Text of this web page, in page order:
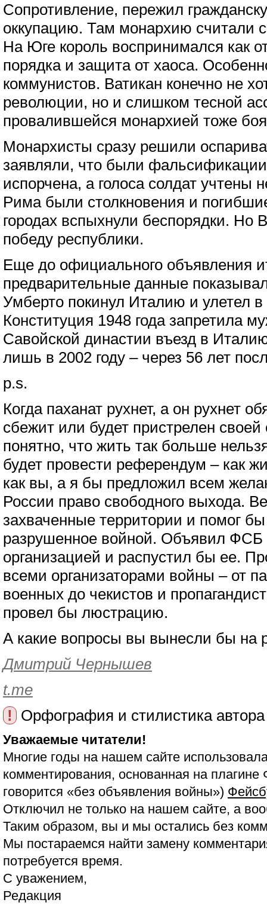
Сопротивление, пережил
оккупацию. Там монархию считали
На Юге король воспринимался как
порядка и защита от хаоса.
коммунистов. Ватикан конечно не
революции, но и слишком тесной
провалившейся монархией тоже
Монархисты сразу решили
заявляли, что были
испорчена, а голоса солдат учтены
Рима были столкновения и
городах вспыхнули беспорядки. Но
победу республики.
Еще до официального объявления
предварительные данные
Умберто покинул Италию и улетел
Конституция 1948 года запретила
Савойской династии въезд в
лишь в 2002 году – через 56 лет
p.s.
Когда паханат рухнет, а он рухнет
сбежит или будет пристрелен
понятно, что жить так больше
будет провести референдум – как
как вы, а я бы предложил всем
России право свободного выхода.
захваченные территории и помог
разрушенное войной. Объявил ФСБ
организацией и распустил бы ее.
всеми организаторами войны – от
военных до чекистов и
провел бы люстрацию.
А какие вопросы вы вынесли бы на
Дмитрий Чернышев
t.me
!
Орфография и стилистика
Уважаемые читатели!
Многие годы на нашем сайте
комментирования, основанная на
говорится «без объявления войны»)
Отключил не только на нашем сайте, а
Таким образом, вы и мы остались без
Мы постараемся найти замену
потребуется время.
С уважением,
Редакция